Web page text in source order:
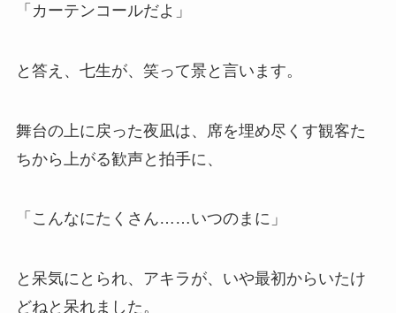
「カーテンコールだよ」
と答え、七生が、笑って景と言います。
舞台の上に戻った夜凪は、席を埋め尽くす観客た
ちから上がる歓声と拍手に、
「こんなにたくさん……いつのまに」
と呆気にとられ、アキラが、いや最初からいたけ
どねと呆れました。